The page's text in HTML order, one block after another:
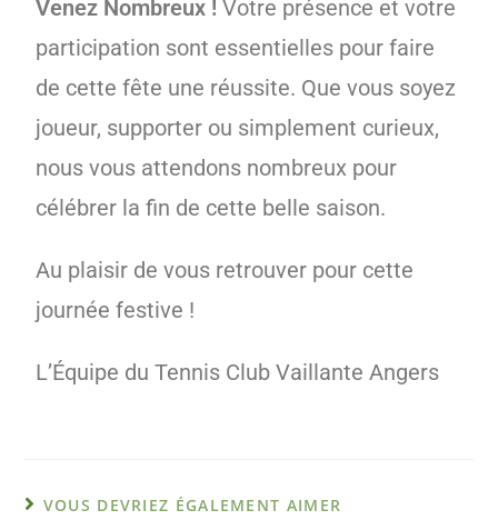
Venez Nombreux ! Votre présence et votre
participation sont essentielles pour faire
de cette fête une réussite. Que vous soyez
joueur, supporter ou simplement curieux,
nous vous attendons nombreux pour
célébrer la fin de cette belle saison.
Au plaisir de vous retrouver pour cette
journée festive !
L’Équipe du Tennis Club Vaillante Angers
VOUS DEVRIEZ ÉGALEMENT AIMER